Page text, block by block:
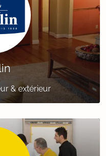
& extérieur